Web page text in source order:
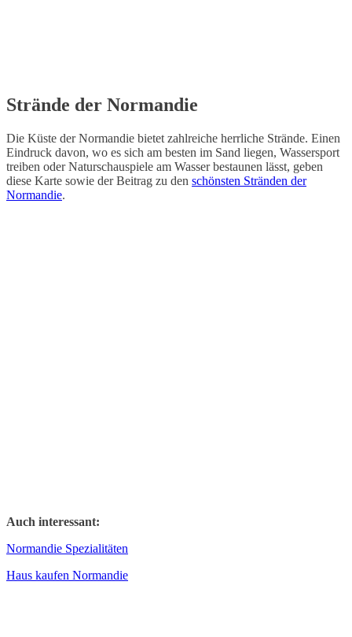
Strände der Normandie
Die Küste der Normandie bietet zahlreiche herrliche Strände. Einen
Eindruck davon, wo es sich am besten im Sand liegen, Wassersport
treiben oder Naturschauspiele am Wasser bestaunen lässt, geben
diese Karte sowie der Beitrag zu den schönsten Stränden der
Normandie.
Auch interessant:
Normandie Spezialitäten
Haus kaufen Normandie